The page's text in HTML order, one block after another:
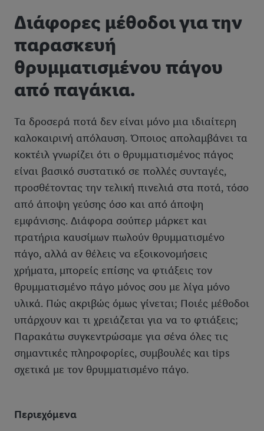
Διάφορες μέθοδοι για την
παρασκευή
θρυμματισμένου πάγου
από παγάκια.
Τα δροσερά ποτά δεν είναι μόνο μια ιδιαίτερη
καλοκαιρινή απόλαυση. Όποιος απολαμβάνει τα
κοκτέιλ γνωρίζει ότι ο θρυμματισμένος πάγος
είναι βασικό συστατικό σε πολλές συνταγές,
προσθέτοντας την τελική πινελιά στα ποτά, τόσο
από άποψη γεύσης όσο και από άποψη
εμφάνισης. Διάφορα σούπερ μάρκετ και
πρατήρια καυσίμων πωλούν θρυμματισμένο
πάγο, αλλά αν θέλεις να εξοικονομήσεις
χρήματα, μπορείς επίσης να φτιάξεις τον
θρυμματισμένο πάγο μόνος σου με λίγα μόνο
υλικά. Πώς ακριβώς όμως γίνεται; Ποιές μέθοδοι
υπάρχουν και τι χρειάζεται για να το φτιάξεις;
Παρακάτω συγκεντρώσαμε για σένα όλες τις
σημαντικές πληροφορίες, συμβουλές και tips
σχετικά με τον θρυμματισμένο πάγο.
Περιεχόμενα